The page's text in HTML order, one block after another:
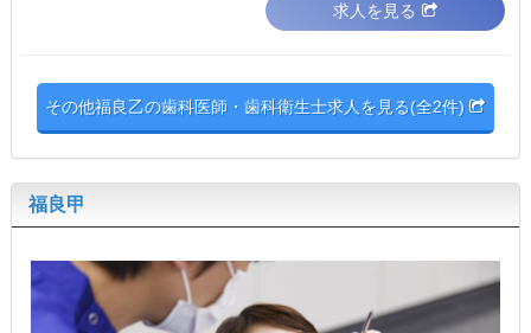
求人を見る
その他福良乙の歯科医師・歯科衛生士求人を見る(全2件)
福良甲